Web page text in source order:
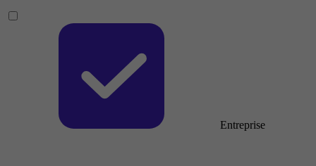
Entreprise